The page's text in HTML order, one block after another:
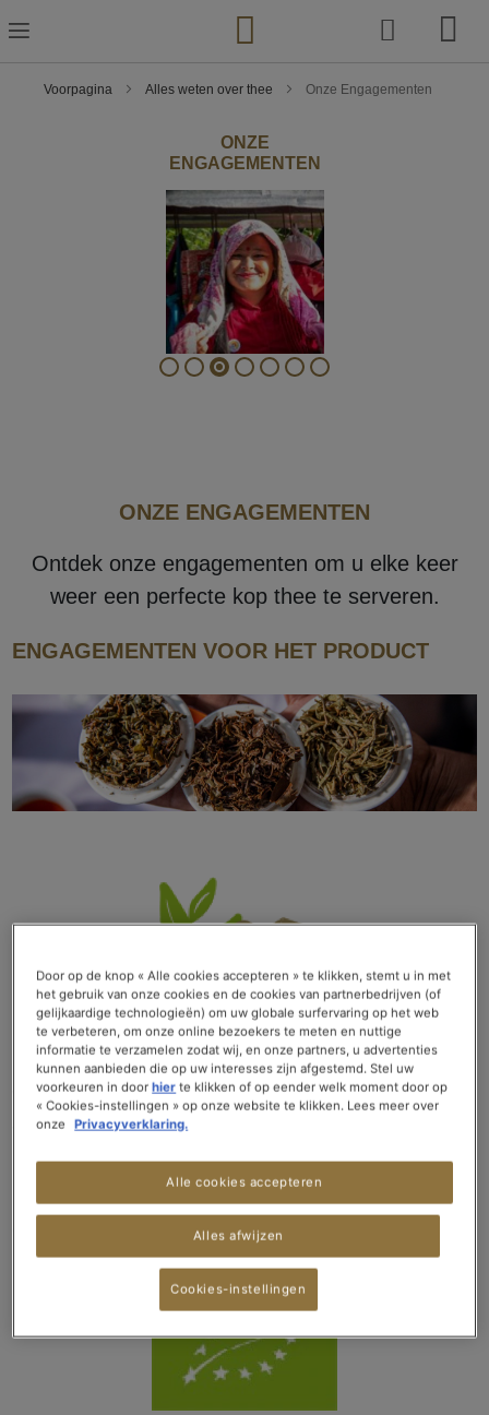
naar
de
Voorpagina Alles weten over thee Onze Engagementen
ONZE
ENGAGEMENTEN
ONZE ENGAGEMENTEN
Ontdek onze engagementen om u elke keer
weer een perfecte kop thee te serveren.
ENGAGEMENTEN VOOR HET PRODUCT
KWALITEIT & TRACEERBAARHEID
We ontwikkelen kwaliteitsprocedures en
vertrouwensrelaties met onze lokale partners. SPECIAL.T
blijft heel waakzaam voor de kwaliteit, zeker als het gaat om
pesticiden. Elk product wordt regelmatig grondig
Door op de knop « Alle cookies accepteren » te klikken, stemt u in met
het gebruik van onze cookies en de cookies van partnerbedrijven (of
gelijkaardige technologieën) om uw globale surfervaring op het web
te verbeteren, om onze online bezoekers te meten en nuttige
informatie te verzamelen zodat wij, en onze partners, u advertenties
kunnen aanbieden die op uw interesses zijn afgestemd. Stel uw
voorkeuren in doorhier te klikken of op eender welk moment door op
« Cookies-instellingen » op onze website te klikken. Lees meer over
onze
Privacyverklaring.
Alles afwijzen
Alle cookies accepteren
Cookies-instellingen